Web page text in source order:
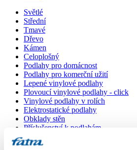
Světlé
Střední
Tmavé
Dřevo
Kámen
Celoplošný
Podlahy pro domácnost
Podlahy pro komerční užití
Lepené vinylové podlahy
Plovoucí vinylové podlahy - click
Vinylové podlahy v rolích
Elektrostatické podlahy
Obklady stěn
Příslušenství k podlahám
Všechny podlahy